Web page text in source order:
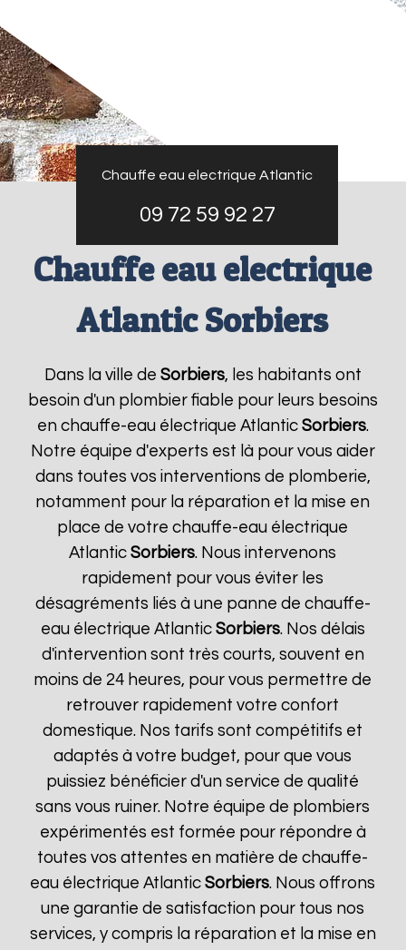
Chauffe eau electrique Atlantic
09 72 59 92 27
Chauffe eau electrique
Atlantic Sorbiers
Dans la ville de Sorbiers, les habitants ont
besoin d'un plombier fiable pour leurs besoins
en chauffe-eau électrique Atlantic Sorbiers.
Notre équipe d'experts est là pour vous aider
dans toutes vos interventions de plomberie,
notamment pour la réparation et la mise en
place de votre chauffe-eau électrique
AtlanticSorbiers. Nous intervenons
rapidement pour vous éviter les
désagréments liés à une panne de chauffe-
eau électrique Atlantic Sorbiers. Nos délais
d'intervention sont très courts, souvent en
moins de 24 heures, pour vous permettre de
retrouver rapidement votre confort
domestique. Nos tarifs sont compétitifs et
adaptés à votre budget, pour que vous
puissiez bénéficier d'un service de qualité
sans vous ruiner. Notre équipe de plombiers
expérimentés est formée pour répondre à
toutes vos attentes en matière de chauffe-
eau électrique AtlanticSorbiers. Nous offrons
une garantie de satisfaction pour tous nos
services, y compris la réparation et la mise en